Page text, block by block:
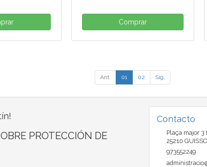
Comprar
Ant. 01 02 Sig.
PROTECCIÓN DE
Contacto
Plaça major 3
25210
973552249